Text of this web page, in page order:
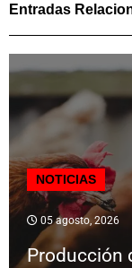
Entradas
NOTICIAS
05 agosto, 2026
Producción